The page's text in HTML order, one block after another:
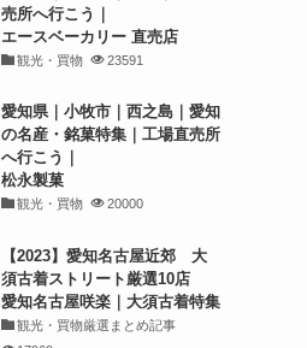
売所へ行こう｜
エースベーカリー 直売店
観光・買物 23591
愛知県｜小牧市｜西之島｜愛知
の名産・銘菓特集｜工場直売所
へ行こう｜
松永製菓
観光・買物 20000
【2023】愛知名古屋近郊 大
須古着ストリート厳選10店
愛知名古屋咲楽｜大須古着特集
観光・買物厳選まとめ記事